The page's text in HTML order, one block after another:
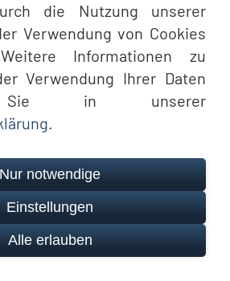
CookiesBarrierefreiheit
Schmoock Design
die Nutzung unserer
Verwendung von Cookies
Informationen zu
Verwendung Ihrer Daten
Sie in unserer
.
Nur notwendige
Einstellungen
Alle erlauben